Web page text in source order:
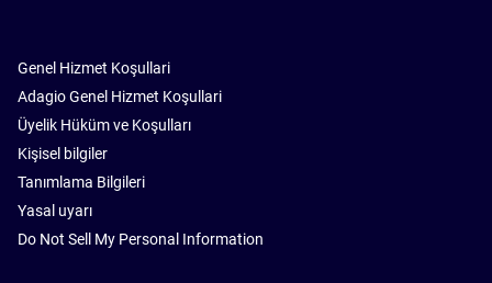
Genel Hizmet Koşullari
Adagio Genel Hizmet Koşullari
Üyelik Hüküm ve Koşulları
Kişisel bilgiler
Tanımlama Bilgileri
Yasal uyarı
Do Not Sell My Personal Information